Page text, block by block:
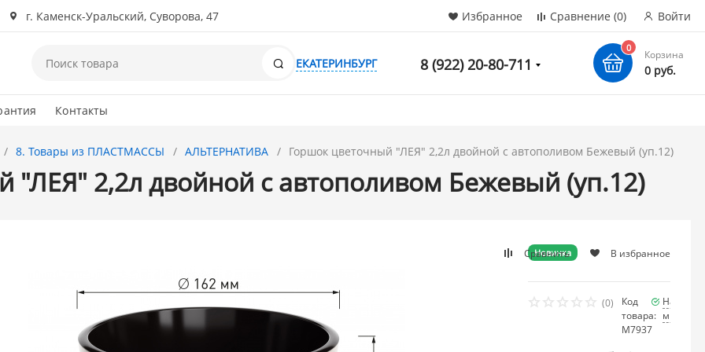
г. Каменск-Уральский, Суворова, 47 Избранное Сравнение (0) Войти
Поиск
ЕКАТЕРИНБУРГ 8 (922) 20-80-711
0
Корзина
0 руб.
Контакты
8. Товары из ПЛАСТМАССЫ АЛЬТЕРНАТИВА Горшок цветочный "ЛЕЯ" 2,2л двойной с автополивом Бежевый (уп.12)
"ЛЕЯ" 2,2л двойной с автополивом Бежевый (уп.12)
Сравнить В избранное
Новинка
(0)
Код
товара:
М7937
много